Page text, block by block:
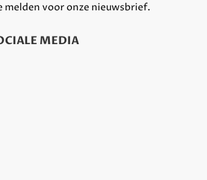
melden voor onze nieuwsbrief.
MEDIA